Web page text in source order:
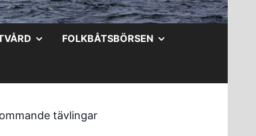
VISAFOLKBÅTSBÖRSEN
tävlingar